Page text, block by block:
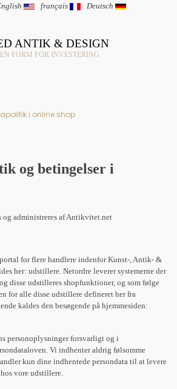
| français | Deutsch
ANTIK & DESIGN
FORM FOR INVESTERING
i online shop
og betingelser i
og administreres af Antikvitet.net
for flere handlere indenfor Kunst-, Antik- &
her: udstillere. Netordre leverer systemerne der
disse udstilleres shopfunktioner, og som følge
for alle disse udstillere defineret her fra
kaldes den besøgende på hjemmesiden:
personoplysninger forsvarligt og i
Vi indhenter aldrig følsomme
kun dine indhentede persondata til at levere
vore udstillere.